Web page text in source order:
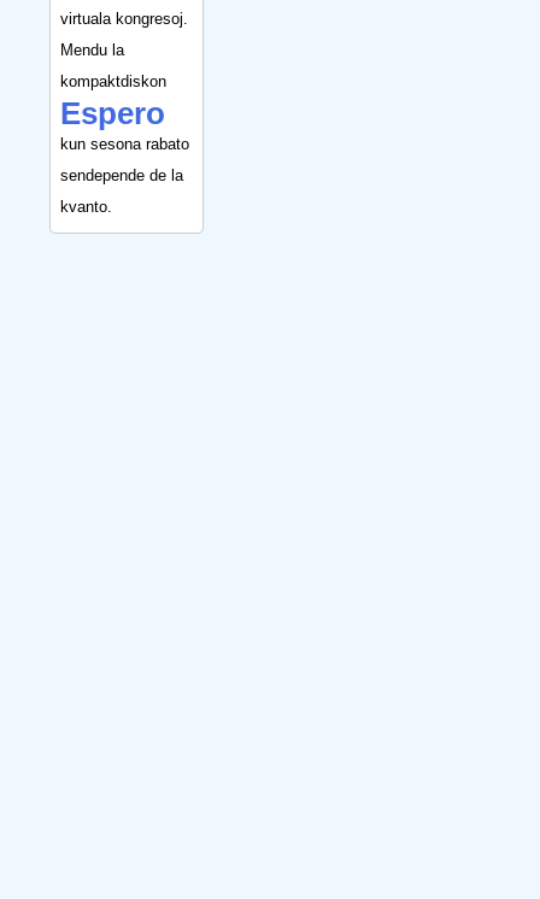
virtuala kongresoj.
Mendu la
kompaktdiskon
Espero
kun sesona rabato
sendepende de la
kvanto.